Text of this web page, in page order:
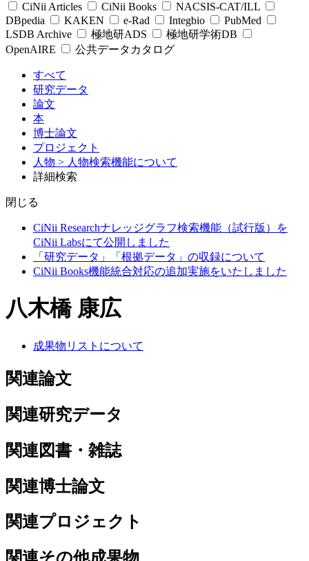
CiNii Articles
CiNii Books
NACSIS-CAT/ILL
DBpedia
KAKEN e-Rad Integbio
PubMed
LSDB Archive
極地研ADS
極地研学術DB
OpenAIRE
公共データカタログ
すべて
研究データ
論文
本
博士論文
プロジェクト
人物 > 人物検索機能について
詳細検索
閉じる
CiNii Researchナレッジグラフ検索機能（試行版）を
CiNii Labsにて公開しました
「研究データ」「根拠データ」の収録について
CiNii Books機能統合対応の追加実施をいたしました
八木橋 康広
成果物リストについて
関連論文
関連研究データ
関連図書・雑誌
関連博士論文
関連プロジェクト